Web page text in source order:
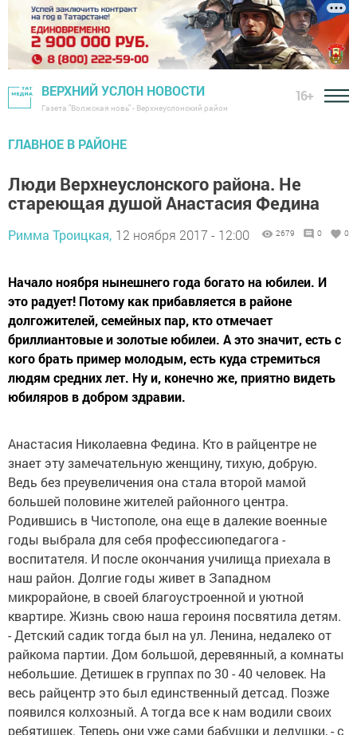
ВЕРХНИЙ УСЛОН НОВОСТИ
Газета "Волжская новь" - Верхнеуслонский район
16+
ГЛАВНОЕ В РАЙОНЕ
Люди Верхнеуслонского района. Не
стареющая душой Анастасия Федина
Римма Троицкая, 12 ноября 2017 - 12:00 2679 0 0
Начало ноября нынешнего года богато на юбилеи. И
это радует! Потому как прибавляется в районе
долгожителей, семейных пар, кто отмечает
бриллиантовые и золотые юбилеи. А это значит, есть с
кого брать пример молодым, есть куда стремиться
людям средних лет. Ну и, конечно же, приятно видеть
юбиляров в добром здравии.
Анастасия Николаевна Федина. Кто в райцентре не
знает эту замечательную женщину, тихую, добрую.
Ведь без преувеличения она стала второй мамой
большей половине жителей районного центра.
Родившись в Чистополе, она еще в далекие военные
годы выбрала для себя профессиюпедагога -
воспитателя. И после окончания училища приехала в
наш район. Долгие годы живет в Западном
микрорайоне, в своей благоустроенной и уютной
квартире. Жизнь свою наша героиня посвятила детям.
- Детский садик тогда был на ул. Ленина, недалеко от
райкома партии. Дом большой, деревянный, а комнаты
небольшие. Детишек в группах по 30 - 40 человек. На
весь райцентр это был единственный детсад. Позже
появился колхозный. А тогда все к нам водили своих
ребятишек. Теперь они уже сами бабушки и дедушки, - с